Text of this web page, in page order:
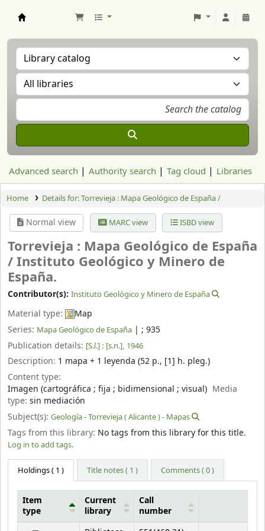
Advanced search Authority search Tag cloud Libraries
Home Details for:Torrevieja : Mapa Geológico de España /
Normal view MARC view ISBD view
Torrevieja : Mapa Geológico de España
/Instituto Geológico y Minero de
España.
Contributor(s): Instituto Geológico y Minero de España
Material type:
Map
Series: Mapa Geológico de España | ; 935
Publication details: [S.l.] : [s.n.], 1946
Description: 1 mapa + 1 leyenda (52 p., [1] h. pleg.)
Content type:
Imagen (cartográfica ; fija ; bidimensional ; visual) Media
type: sin mediación
Subject(s): Geología - Torrevieja ( Alicante ) - Mapas
Tags from this library: No tags from this library for this title.
Log in to add tags.
Holdings( 1 ) Title notes ( 1 ) Comments ( 0 )
Holdings
Item
type
Current
library
Call
number